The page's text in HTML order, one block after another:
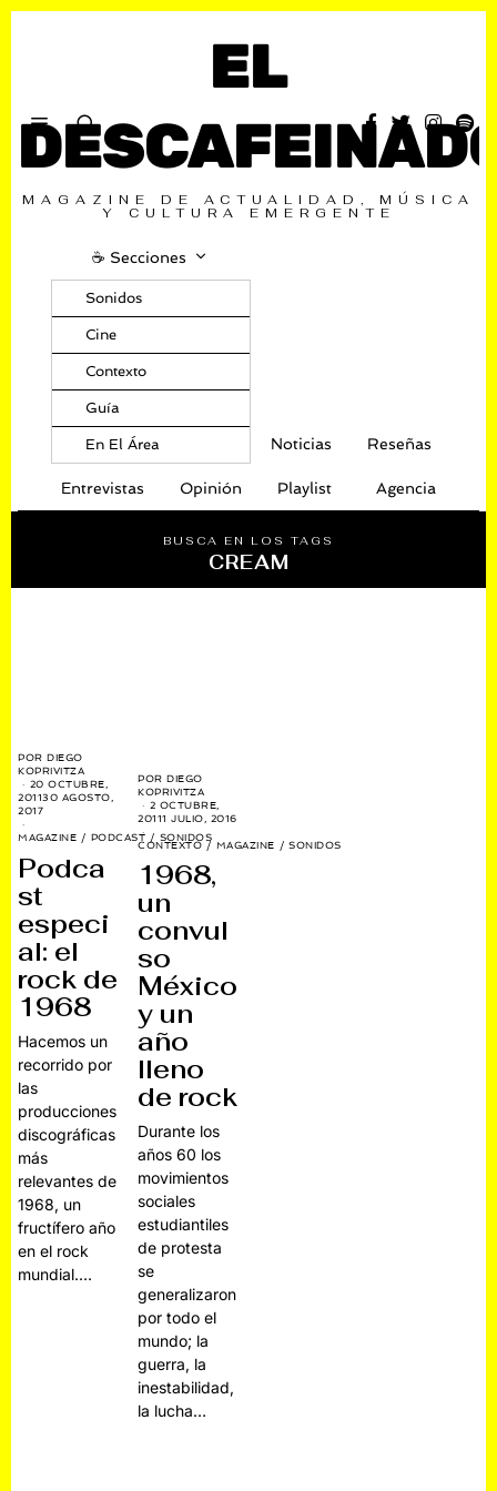
EL
MAGAZINE DE ACTUALIDAD, MÚSICA
Y CULTURA EMERGENTE
☕️ Secciones
Sonidos
Cine
Contexto
Guía
En El Área Noticias Reseñas
Entrevistas Opinión Playlist Agencia
BUSCA EN LOS TAGS
CREAM
PORDIEGO
KOPRIVITZA
20 OCTUBRE,
201130 AGOSTO,
2017
MAGAZINE / PODCAST / SONIDOS
Podca
st
especi
al: el
rock de
1968
Hacemos un
recorrido por
las
producciones
discográficas
más
relevantes de
1968, un
fructífero año
en el rock
mundial.…
PORDIEGO
KOPRIVITZA
2 OCTUBRE,
20111 JULIO, 2016
CONTEXTO / MAGAZINE / SONIDOS
1968,
un
convul
so
México
y un
año
lleno
de rock
Durante los
años 60 los
movimientos
sociales
estudiantiles
de protesta
se
generalizaron
por todo el
mundo; la
guerra, la
inestabilidad,
la lucha…